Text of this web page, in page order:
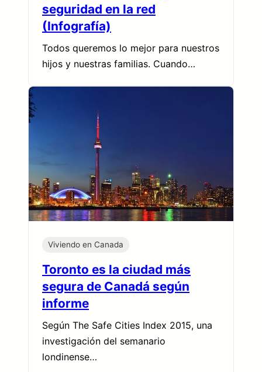
seguridad en la red
(Infografía)
Todos queremos lo mejor para nuestros
hijos y nuestras familias. Cuando…
Viviendo en Canada
Toronto es la ciudad más
segura de Canadá según
informe
Según The Safe Cities Index 2015, una
investigación del semanario
londinense…